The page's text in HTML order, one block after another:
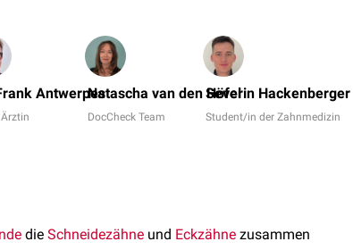
AntwerpesNatascha van den Höfel
DocCheck Team
Severin Hackenberger
Student/in der Zahnmedizin
die Schneidezähne und Eckzähne zusammen